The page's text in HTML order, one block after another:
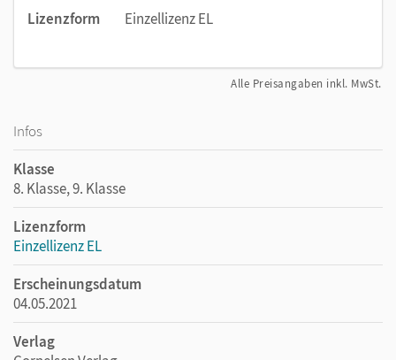
Lizenzform
Einzellizenz EL
Alle Preisangaben inkl. MwSt.
Infos
Klasse
8. Klasse, 9. Klasse
Lizenzform
Einzellizenz EL
Erscheinungsdatum
04.05.2021
Verlag